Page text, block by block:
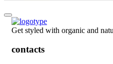
Get styled with organic and
contacts